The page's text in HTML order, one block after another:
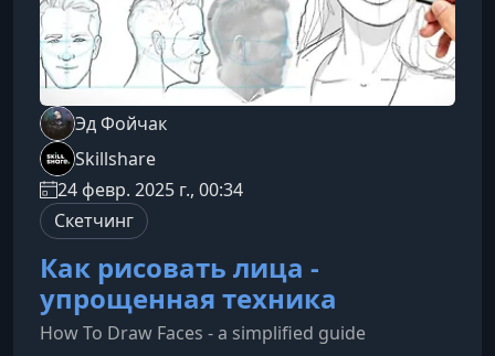
Эд Фойчак
Skillshare
24 февр. 2025 г., 00:34
Скетчинг
Как рисовать лица -
упрощенная техника
How To Draw Faces - a simplified guide